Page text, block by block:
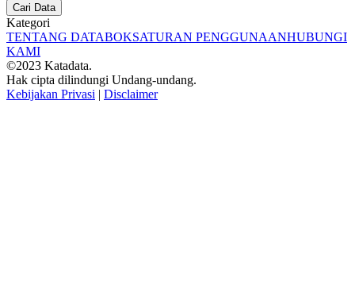
Cari Data
Kategori
TENTANG DATABOKSATURAN PENGGUNAANHUBUNGI
KAMI
©2023 Katadata.
Hak cipta dilindungi Undang-undang.
Kebijakan Privasi | Disclaimer